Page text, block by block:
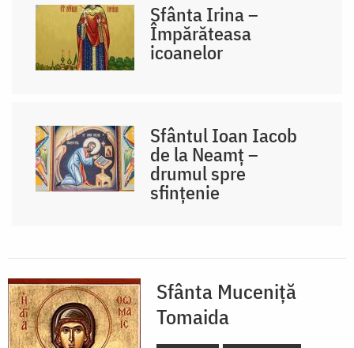
Sfânta Irina –
Împărăteasa
icoanelor
Sfântul Ioan Iacob
de la Neamț –
drumul spre
sfințenie
Sfânta Muceniță
Tomaida